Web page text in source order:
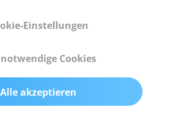
Einstellungen
Cookies
Alle akzeptieren